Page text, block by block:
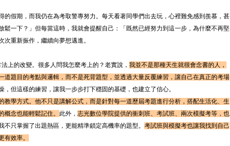
的假期，而我仍在為考取警專努力。每天看著同學們出去玩，心裡難免感到羨慕，甚
鬆一下？」但每當這時，我就會提醒自己：「既然已經努力到這一步，為什麼不再堅
重新振作，繼續向夢想邁進。
上的改變。很多人問我怎麼考上的？老實說， 我並不是那種天生就很會念書的人，
道題目的考點與邏輯，而不是死背題型，並透過大量反覆練習，讓自己在真正的考場
，但這樣的練習，讓我一步步打下穩固的基礎，也建立了信心。
教學方式。他不只是講解公式，而是針對每一道歷屆考題進行分析，搭配生活化、生
念也能輕鬆記住。 此外， 志光數位學院提供的衝刺班、考試班、兩次模擬考等，也
不只掌握了出題熱區，更能精準鎖定高機率的題型。 考試班與模擬考也讓我找到自己
有效率。